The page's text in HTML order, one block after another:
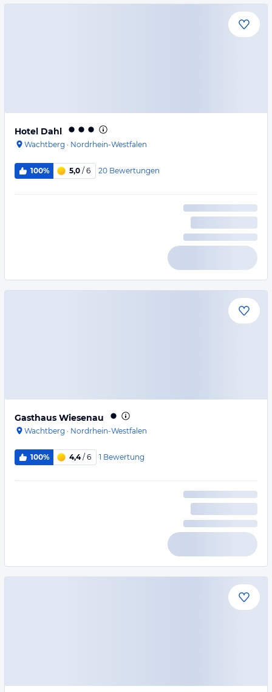
Hotel Dahl
Wachtberg · Nordrhein-Westfalen
100% 5,0 / 6 20 Bewertungen
Gasthaus Wiesenau
Wachtberg · Nordrhein-Westfalen
100% 4,4/ 6 1 Bewertung